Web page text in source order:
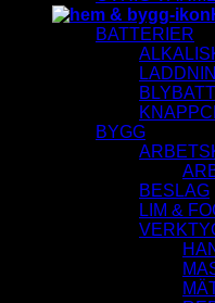
BATTERIER
BYGG
BESLAG
LIM &